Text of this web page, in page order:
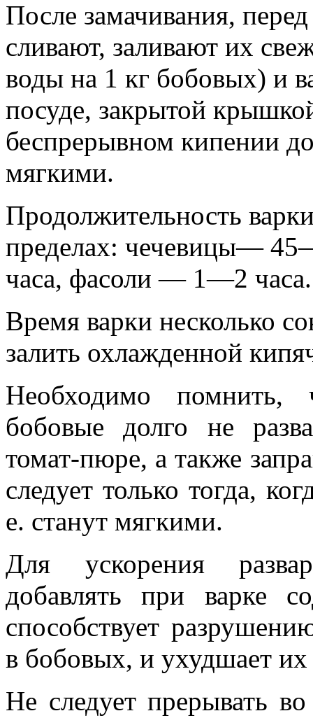
После замачивания,
сливают, заливают их
воды на 1 кг бобовых) и
посуде, закрытой
беспрерывном кипении
мягкими.
Продолжительность
пределах: чечевицы—
часа, фасоли — 1—2 часа.
Время варки несколько
залить охлажденной
Необходимо
бобовые долго не
томат-пюре, а также
следует только тогда,
е. станут мягкими.
Для ускорения
добавлять при варке
способствует
в бобовых, и ухудшает их
Не следует прерывать